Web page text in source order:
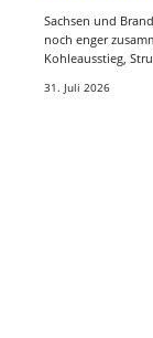
Sachsen und
noch enger
Kohleausstieg,
31. Juli 2026